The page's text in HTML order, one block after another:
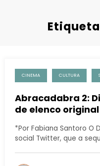
CINEMA CULTURA
Abracadabra 2:
de elenco
*Por Fabiana Santoro O
social Twitter, que a